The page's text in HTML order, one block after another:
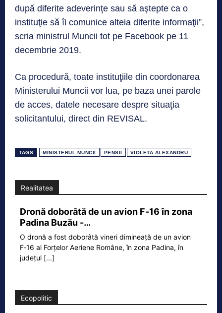
după diferite adeverinţe sau să aştepte ca o
instituţie să îi comunice alteia diferite informaţii”,
scria ministrul Muncii tot pe Facebook pe 11
decembrie 2019.
Ca procedură, toate instituţiile din coordonarea
Ministerului Muncii vor lua, pe baza unei parole
de acces, datele necesare despre situaţia
solicitantului, direct din REVISAL.
TAGS MINISTERUL MUNCII PENSII VIOLETA ALEXANDRU
Realitatea
Dronă doborâtă de un avion F‑16 în zona
Padina Buzău -…
O dronă a fost doborâtă vineri dimineață de un avion
F‑16 al Forțelor Aeriene Române, în zona Padina, în
județul [...]
Ecopolitic